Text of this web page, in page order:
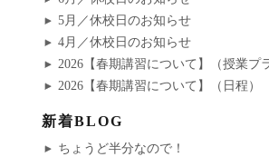
ョ
ン
5月／休校日のお知らせ
4月／休校日のお知らせ
2026【春期講習について】（授業プ
2026【春期講習について】（日程）
新着BLOG
ちょうど半分なので！